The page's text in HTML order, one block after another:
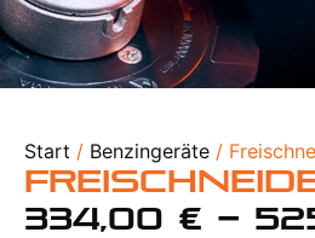
Start / Benzingeräte /
334,00 € –